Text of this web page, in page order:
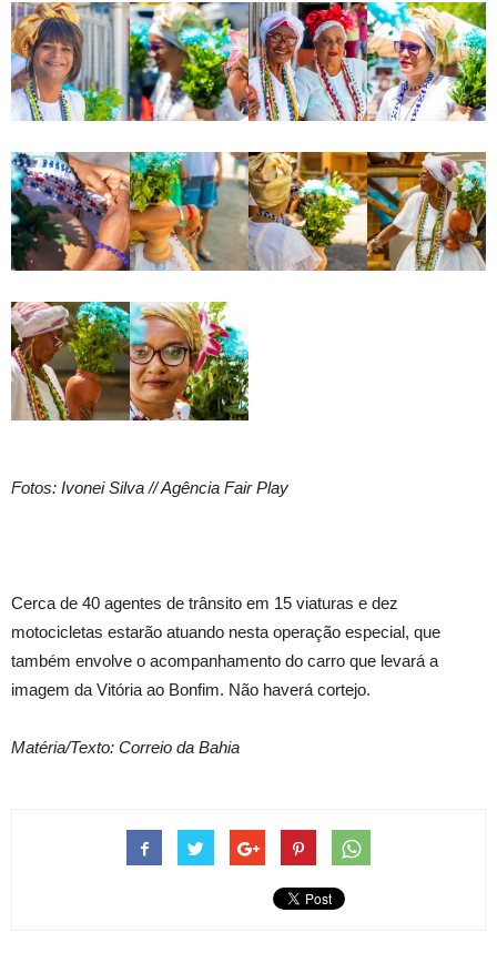
Fotos: Ivonei Silva // Agência Fair Play
Cerca de 40 agentes de trânsito em 15 viaturas e dez
motocicletas estarão atuando nesta operação especial, que
também envolve o acompanhamento do carro que levará a
imagem da Vitória ao Bonfim. Não haverá cortejo.
Matéria/Texto: Correio da Bahia